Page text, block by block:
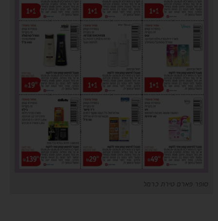
סופר פארם טירת כרמל